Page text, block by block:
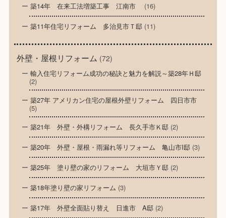
築14年 在来工法増築工事 江南市 (16)
築11年住宅リフォーム 多治見市Ｔ邸(11)
外壁・屋根リフォーム (72)
輸入住宅リフォーム成功の秘訣と魅力を解説～築28年Ｈ邸
(2)
築27年 アメリカン住宅の屋根外壁リフォーム 四日市市
(5)
築21年 外壁・外構リフォーム 長久手市Ｋ邸(2)
築20年 外壁・屋根・雨漏れ等リフォーム 亀山市I邸(3)
築25年 塗り壁の家のリフォーム 大垣市Ｙ邸(2)
築18年塗り壁の家リフォーム (3)
築17年 外壁全面貼り替え 日進市 A邸(2)